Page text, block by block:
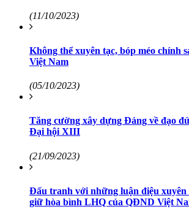
(11/10/2023)
Không thể xuyên tạc, bóp méo chính
Việt Nam
(05/10/2023)
Tăng cường xây dựng Đảng về đạo
Đại hội XIII
(21/09/2023)
Đấu tranh với những luận điệu xuyên
giữ hòa bình LHQ của QĐND Việt